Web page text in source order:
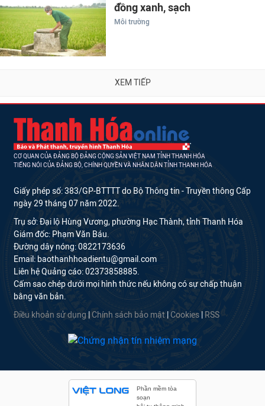
đồng xanh, sạch
Môi trường
XEM TIẾP
CƠ QUAN CỦA ĐẢNG BỘ ĐẢNG CỘNG SẢN VIỆT NAM TỈNH THANH HÓA
TIẾNG NÓI CỦA ĐẢNG BỘ, CHÍNH QUYỀN VÀ NHÂN DÂN TỈNH THANH HÓA
Giấy phép số: 383/GP-BTTTT do Bộ Thông tin - Truyền thông Cấp
ngày 29 tháng 07 năm 2022.
Trụ sở: Đại lộ Hùng Vương, phường Hạc Thành, tỉnh Thanh Hóa
Giám đốc: Phạm Văn Báu.
Đường dây nóng: 0822173636
Email: baothanhhoadientu@gmail.com
Liên hệ Quảng cáo: 02373858885.
Cấm sao chép dưới mọi hình thức nếu không có sự chấp thuận
bằng văn bản.
Điều khoản sử dụng Chính sách bảo mật Cookies RSS
Phần mềm tòa
soạn